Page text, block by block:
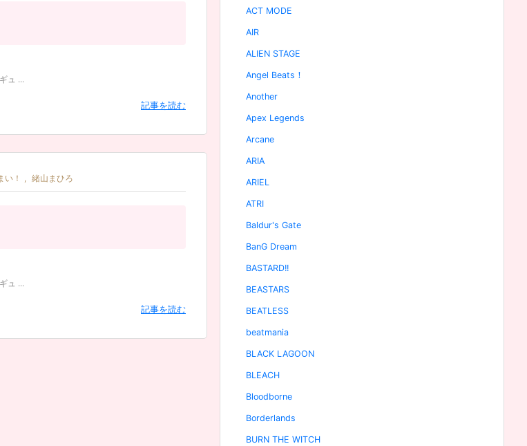
ュ ...
記事を読む
い！ , 緒山まひろ
ュ ...
記事を読む
ACT MODE
AIR
ALIEN STAGE
Angel Beats！
Another
Apex Legends
Arcane
ARIA
ARIEL
ATRI
Baldur's Gate
BanG Dream
BASTARD!!
BEASTARS
BEATLESS
beatmania
BLACK LAGOON
BLEACH
Bloodborne
Borderlands
BURN THE WITCH